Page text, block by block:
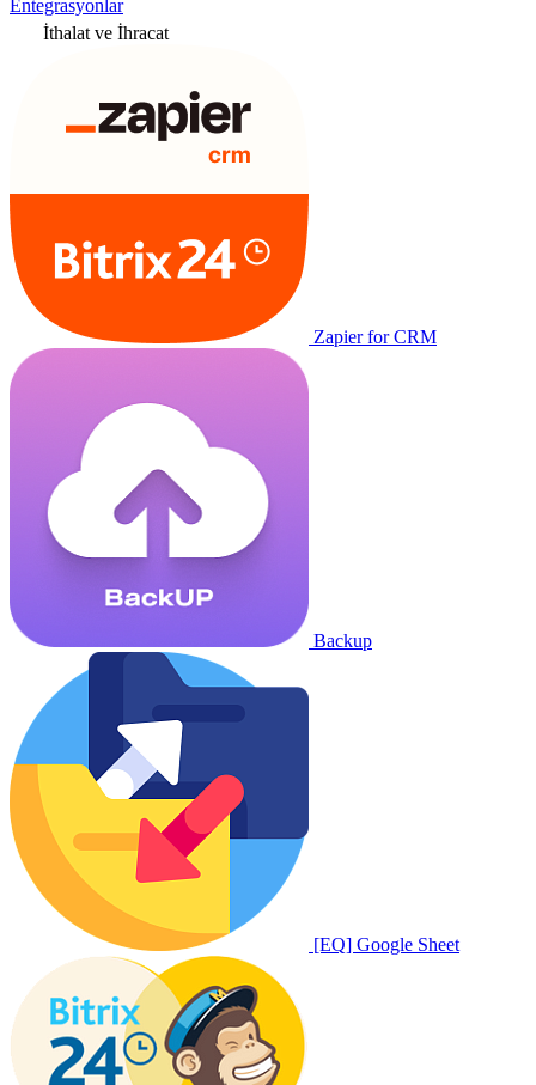
Entegrasyonlar
İthalat ve İhracat
Zapier for CRM
Backup
[EQ] Google Sheet